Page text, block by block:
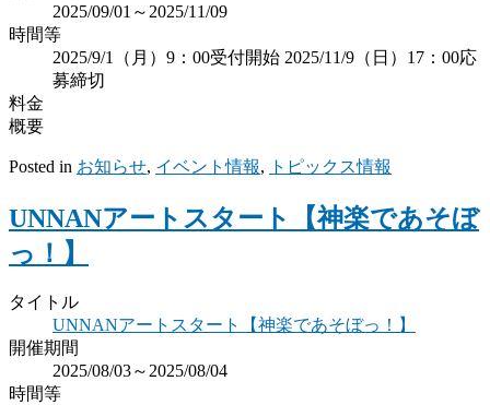
2025/09/01～2025/11/09
時間等
2025/9/1（月）9：00受付開始 2025/11/9（日）17：00応
募締切
料金
概要
Posted in お知らせ, イベント情報, トピックス情報
UNNANアートスタート【神楽であそぼ
っ！】
タイトル
UNNANアートスタート【神楽であそぼっ！】
開催期間
2025/08/03～2025/08/04
時間等